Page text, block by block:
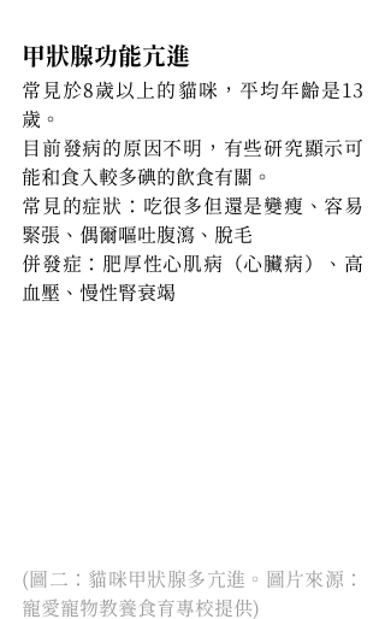
甲狀腺功能亢進
常見於8歲以上的貓咪，平均年齡是13
歲。
目前發病的原因不明，有些研究顯示可
能和食入較多碘的飲食有關。
常見的症狀：吃很多但還是變瘦、容易
緊張、偶爾嘔吐腹瀉、脫毛
併發症：肥厚性心肌病（心臟病）、高
血壓、慢性腎衰竭
(圖二：貓咪甲狀腺多亢進。圖片來源：
寵愛寵物教養食育專校提供)